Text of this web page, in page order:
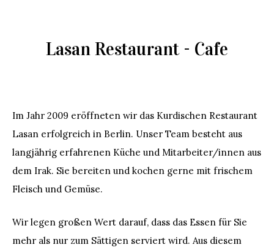
Lasan Restaurant - Cafe
Im Jahr 2009 eröffneten wir das Kurdischen Restaurant
Lasan erfolgreich in Berlin. Unser Team besteht aus
langjährig erfahrenen Küche und Mitarbeiter/innen aus
dem Irak. Sie bereiten und kochen gerne mit frischem
Fleisch und Gemüse.
Wir legen großen Wert darauf, dass das Essen für Sie
mehr als nur zum Sättigen serviert wird. Aus diesem